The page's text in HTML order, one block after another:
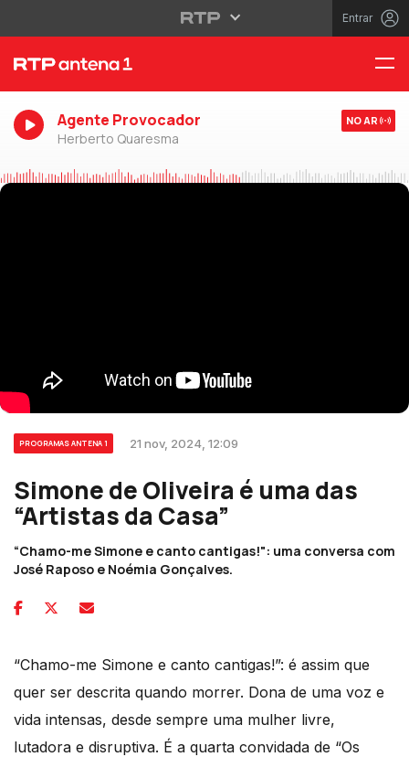
Entrar
Agente Provocador
Herberto Quaresma
NO AR
PROGRAMAS ANTENA 1 21 nov, 2024, 12:09
Simone de Oliveira é uma das
“Artistas da Casa”
“Chamo-me Simone e canto cantigas!": uma conversa com
José Raposo e Noémia Gonçalves.
“Chamo-me Simone e canto cantigas!”: é assim que
quer ser descrita quando morrer. Dona de uma voz e
vida intensas, desde sempre uma mulher livre,
lutadora e disruptiva. É a quarta convidada de “Os